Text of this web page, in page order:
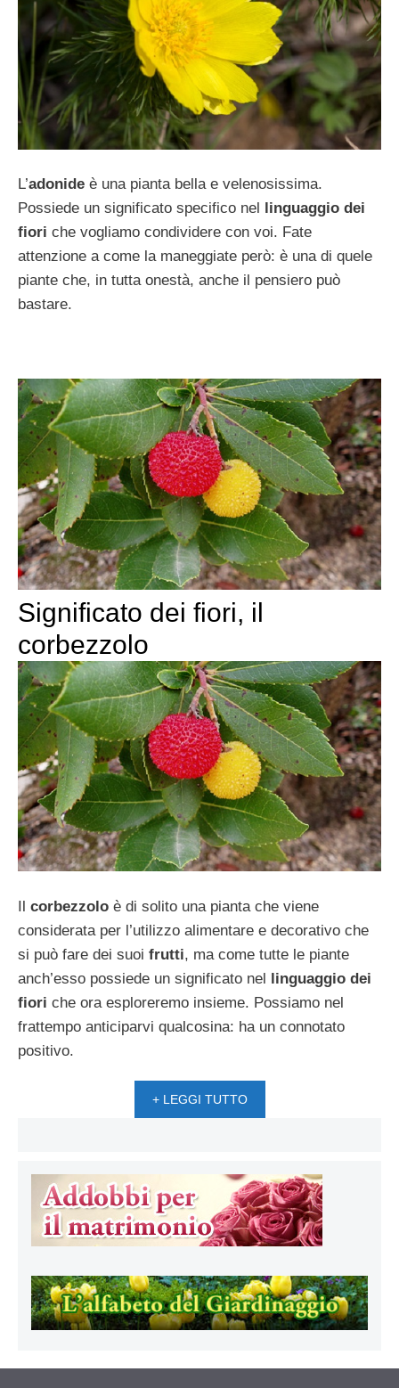
L’adonide è una pianta bella e velenosissima.
Possiede un significato specifico nel
linguaggio dei
fiori che vogliamo condividere con voi. Fate
attenzione a come la maneggiate però: è una di quele
piante che, in tutta onestà, anche il pensiero può
bastare.
Significato dei fiori, il
corbezzolo
Il corbezzolo è di solito una pianta che viene
considerata per l’utilizzo alimentare e decorativo che
si può fare dei suoi frutti, ma come tutte le piante
anch’esso possiede un significato nel linguaggio dei
fiori che ora esploreremo insieme. Possiamo nel
frattempo anticiparvi qualcosina: ha un connotato
positivo.
+ LEGGI TUTTO